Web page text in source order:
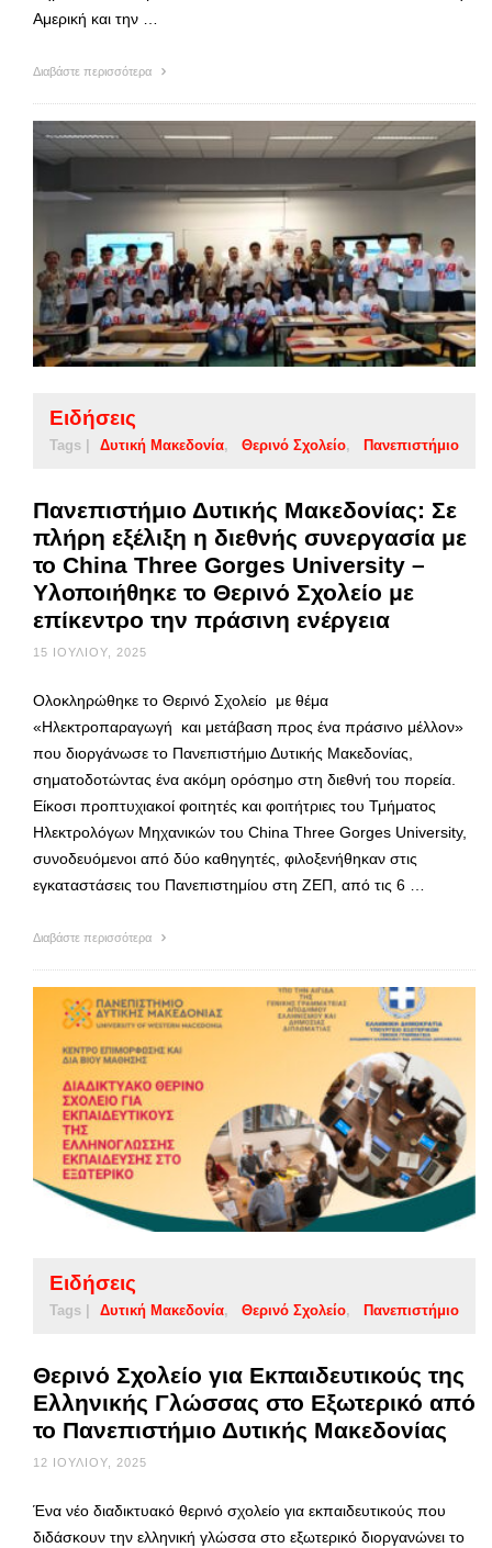
Αμερική και την …
Διαβάστε περισσότερα
Ειδήσεις
Tags | Δυτική Μακεδονία Θερινό Σχολείο Πανεπιστήμιο
Πανεπιστήμιο Δυτικής Μακεδονίας: Σε
πλήρη εξέλιξη η διεθνής συνεργασία με
το China Three Gorges University –
Υλοποιήθηκε το Θερινό Σχολείο με
επίκεντρο την πράσινη ενέργεια
15 ΙΟΥΛΊΟΥ, 2025
Ολοκληρώθηκε το Θερινό Σχολείο με θέμα
«Ηλεκτροπαραγωγή και μετάβαση προς ένα πράσινο μέλλον»
που διοργάνωσε το Πανεπιστήμιο Δυτικής Μακεδονίας,
σηματοδοτώντας ένα ακόμη ορόσημο στη διεθνή του πορεία.
Είκοσι προπτυχιακοί φοιτητές και φοιτήτριες του Τμήματος
Ηλεκτρολόγων Μηχανικών του China Three Gorges University,
συνοδευόμενοι από δύο καθηγητές, φιλοξενήθηκαν στις
εγκαταστάσεις του Πανεπιστημίου στη ΖΕΠ, από τις 6 …
Διαβάστε περισσότερα
Ειδήσεις
Tags | Δυτική Μακεδονία Θερινό Σχολείο Πανεπιστήμιο
Θερινό Σχολείο για Εκπαιδευτικούς της
Ελληνικής Γλώσσας στο Εξωτερικό από
το Πανεπιστήμιο Δυτικής Μακεδονίας
12 ΙΟΥΛΊΟΥ, 2025
Ένα νέο διαδικτυακό θερινό σχολείο για εκπαιδευτικούς που
διδάσκουν την ελληνική γλώσσα στο εξωτερικό διοργανώνει το